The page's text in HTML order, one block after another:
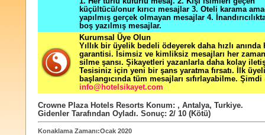
küçültücü/onur kırıcı mesajlar 3. Oteli karama
yapılmış gerçek olmayan mesajlar 4.
boş yazılmış mesajlar.
Kurumsal Üye Olun
Yıllık bir üyelik bedeli ödeyerek daha hızlı
garantisi. İsimsiz ve kimliksiz mesajları her zaman
silme şansı. Şikayetleri yazanlarla daha kolay
Tesisiniz için yeni bir şans yaratma fırsatı. İlk
başlangıcında tüm mesajları sıfırlayabilme. Şimdi
info@hotelsikayet.com
Crowne Plaza Hotels Resorts Konum: , Antalya, Turkiye.
Gidenler Tarafından Oyladı. Sonuç: 2/ 10 (Kötü)
Konaklama Zamanı:Ocak 2020